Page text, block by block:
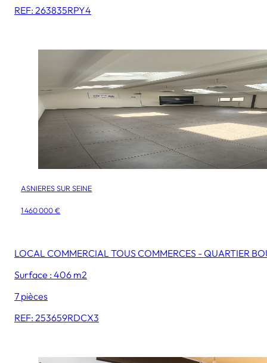
REF: 263835RPY4
ASNIERES SUR SEINE
1 460 000 €
LOCAL COMMERCIAL TOUS COMMERCES - QUARTIER
Surface : 406 m2
7 pièces
REF: 253659RDCX3